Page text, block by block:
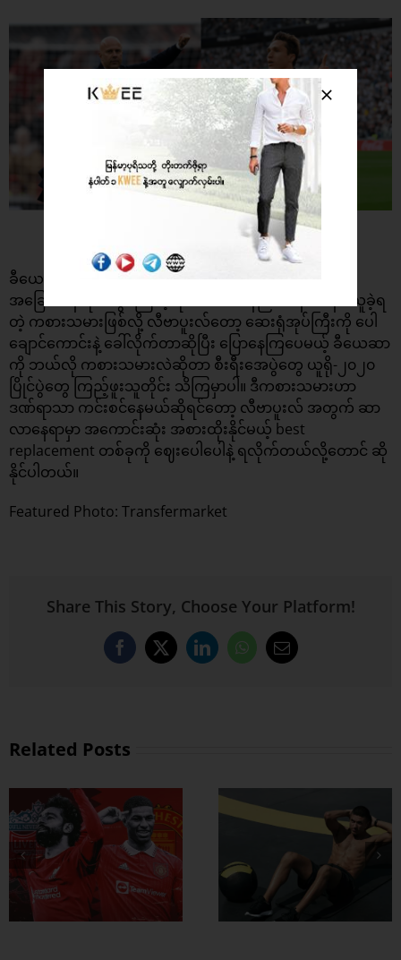
Photo Credit: Opta Analyst
ခီယေဆာဟာ ကစားသမားဘဝမှာ ACL အပါအဝင် ဒဏ်ရာ
အခြေအနေဆိုးတွေကြောင့် ရက်ပေါင်း မနည်းမနော အနားယူခဲ့ရ
တဲ့ ကစားသမားဖြစ်လို့ လီဗာပူးလ်တော့ ဆေးရုံအုပ်ကြီးကို ပေါ
ချောင်ကောင်းနဲ့ ခေါ်လိုက်တာဆိုပြီး ပြောနေကြပေမယ့် ခီယေဆာ
ကို ဘယ်လို ကစားသမားလဲဆိုတာ စီးရီးအေပွဲတွေ ယူရို-၂၀၂၀
ပြိုင်ပွဲတွေ ကြည့်ဖူးသူတိုင်း သိကြမှာပါ။ ဒီကစားသမားဟာ
ဒဏ်ရာသာ ကင်းစင်နေမယ်ဆိုရင်တော့ လီဗာပူးလ် အတွက် ဆာ
လာနေရာမှာ အကောင်းဆုံး အစားထိုးနိုင်မယ့် best
replacement တစ်ခုကို ဈေးပေါပေါနဲ့ ရလိုက်တယ်လို့တောင် ဆို
နိုင်ပါတယ်။
Featured Photo: Transfermarket
Share This Story, Choose Your Platform!
Facebook
X LinkedInWhatsApp
Email
Related Posts
ထိထိရောက်ရောက်
ဗိုက်ခေါက် အဆီ
တွေ ချဖို့